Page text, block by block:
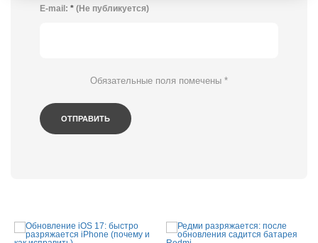
E-mail: * (Не публикуется)
Обязательные поля помечены *